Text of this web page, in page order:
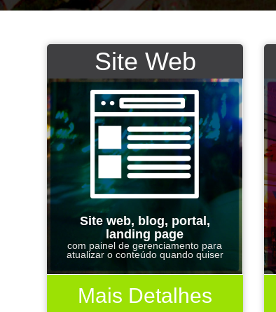
Site Web
Site web, blog, portal,
landing page
com painel de gerenciamento para
atualizar o conteúdo quando quiser
Mais Detalhes